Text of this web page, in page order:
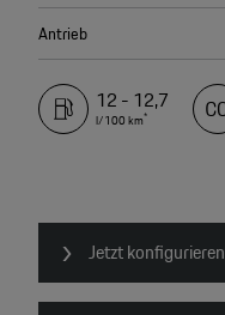
Antrieb
12 - 12,7
l/100 km*
Jetzt konfigurieren